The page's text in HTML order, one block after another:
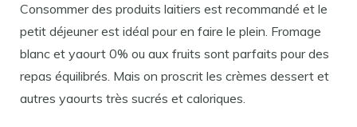
Consommer des produits laitiers est recommandé et le
petit déjeuner est idéal pour en faire le plein. Fromage
blanc et yaourt 0% ou aux fruits sont parfaits pour des
repas équilibrés. Mais on proscrit les crèmes dessert et
autres yaourts très sucrés et caloriques.